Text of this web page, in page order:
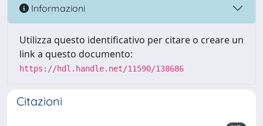
Informazioni
Utilizza questo identificativo per citare o creare un
link a questo documento:
https://hdl.handle.net/11590/138686
Citazioni